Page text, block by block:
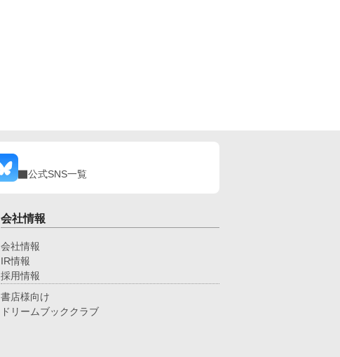
公式SNS一覧
会社情報
会社情報
IR情報
採用情報
書店様向け
ドリームブッククラブ